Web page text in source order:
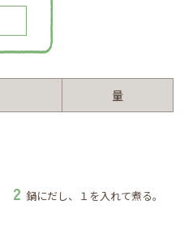
量
鍋にだし、１を入れて煮る。